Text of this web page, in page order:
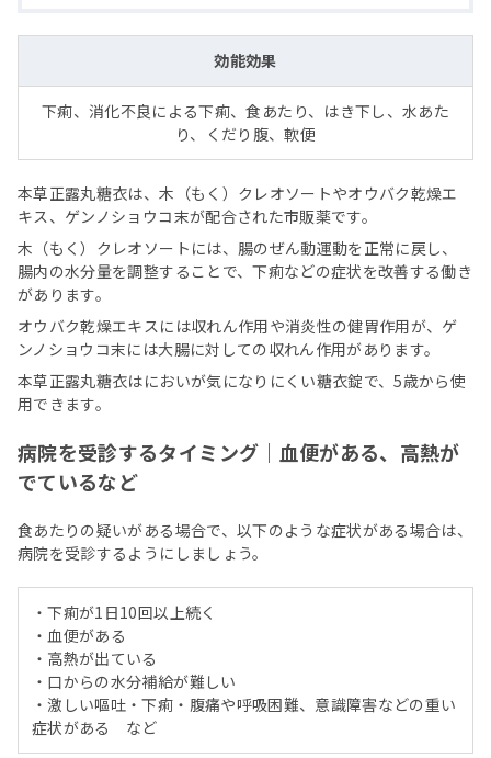
効能効果
下痢、消化不良による下痢、食あたり、はき下し、水あた
り、くだり腹、軟便
本草正露丸糖衣は、木（もく）クレオソートやオウバク乾燥エ
キス、ゲンノショウコ末が配合された市販薬です。
木（もく）クレオソートには、腸のぜん動運動を正常に戻し、
腸内の水分量を調整することで、下痢などの症状を改善する働き
があります。
オウバク乾燥エキスには収れん作用や消炎性の健胃作用が、ゲ
ンノショウコ末には大腸に対しての収れん作用があります。
本草正露丸糖衣はにおいが気になりにくい糖衣錠で、5歳から使
用できます。
病院を受診するタイミング｜血便がある、高熱が
でているなど
食あたりの疑いがある場合で、以下のような症状がある場合は、
病院を受診するようにしましょう。
・下痢が1日10回以上続く
・血便がある
・高熱が出ている
・口からの水分補給が難しい
・激しい嘔吐・下痢・腹痛や呼吸困難、意識障害などの重い
症状がある など